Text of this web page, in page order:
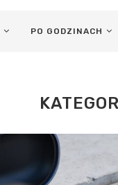
PO GODZINACH